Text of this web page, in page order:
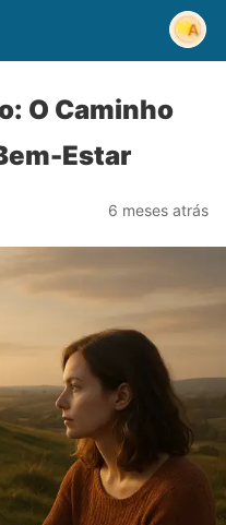
O Caminho
Estar
6 meses atrás